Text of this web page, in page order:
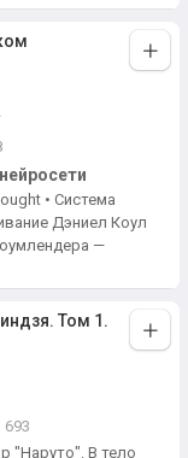
• Система
Дэниел Коул
—
Том 1.
693
"Наруто". В тело